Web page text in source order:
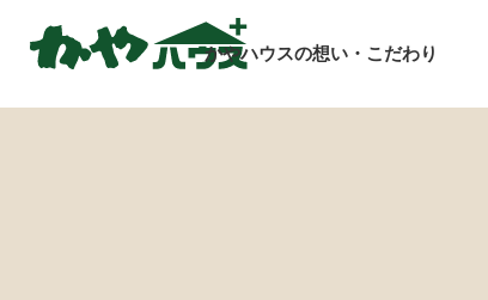
かやハウスの想い・こだわり